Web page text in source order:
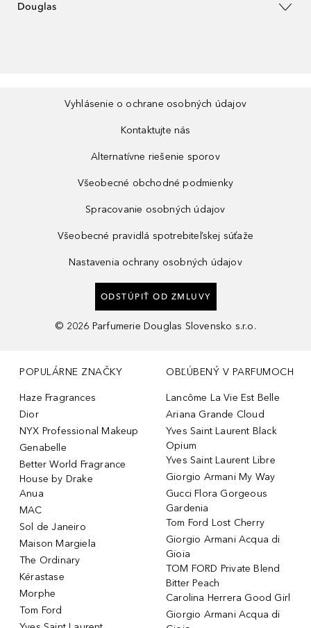
Douglas
Vyhlásenie o ochrane osobných údajov
Kontaktujte nás
Alternatívne riešenie sporov
Všeobecné obchodné podmienky
Spracovanie osobných údajov
Všeobecné pravidlá spotrebiteľskej súťaže
Nastavenia ochrany osobných údajov
ODSTÚPIŤ OD ZMLUVY
© 2026 Parfumerie Douglas Slovensko s.r.o.
POPULÁRNE ZNAČKY
Haze Fragrances
Dior
NYX Professional Makeup
Genabelle
Better World Fragrance
House by Drake
Anua
MAC
Sol de Janeiro
Maison Margiela
The Ordinary
Kérastase
Morphe
Tom Ford
OBĽÚBENÝ V PARFUMOCH
Lancôme La Vie Est Belle
Ariana Grande Cloud
Yves Saint Laurent Black
Opium
Yves Saint Laurent Libre
Giorgio Armani My Way
Gucci Flora Gorgeous
Gardenia
Tom Ford Lost Cherry
Giorgio Armani Acqua di
Gioia
TOM FORD Private Blend
Bitter Peach
Carolina Herrera Good Girl
Giorgio Armani Acqua di